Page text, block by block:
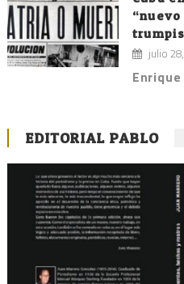
julio
EDITORIAL PABLO